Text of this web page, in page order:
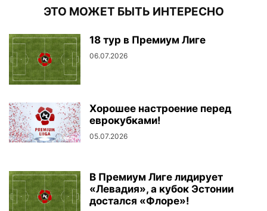
ЭТО МОЖЕТ БЫТЬ ИНТЕРЕСНО
18 тур в Премиум Лиге
06.07.2026
Хорошее настроение перед
еврокубками!
05.07.2026
В Премиум Лиге лидирует
«Левадия», а кубок Эстонии
достался «Флоре»!